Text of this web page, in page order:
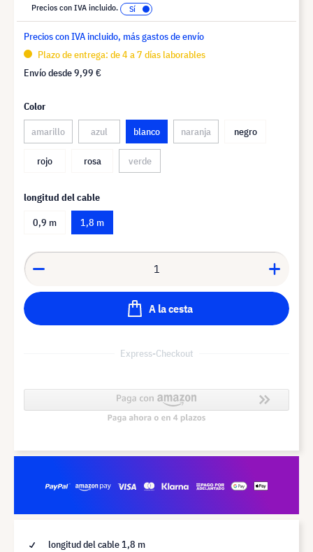
Precios con IVA incluido.
Precios con IVA incluido, más gastos de envío
Plazo de entrega: de 4 a 7 días laborables
Envío desde9,99 €
Color
amarillo
azul blanco naranja negro
rojo rosa verde
longitud del cable
0,9 m
1,8 m
A la cesta
Express-Checkout
longitud del cable 1,8 m